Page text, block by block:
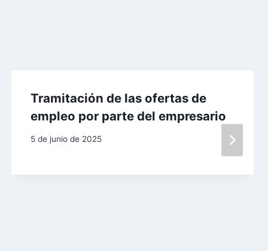
Tramitación de las ofertas de
empleo por parte del empresario
5 de junio de 2025